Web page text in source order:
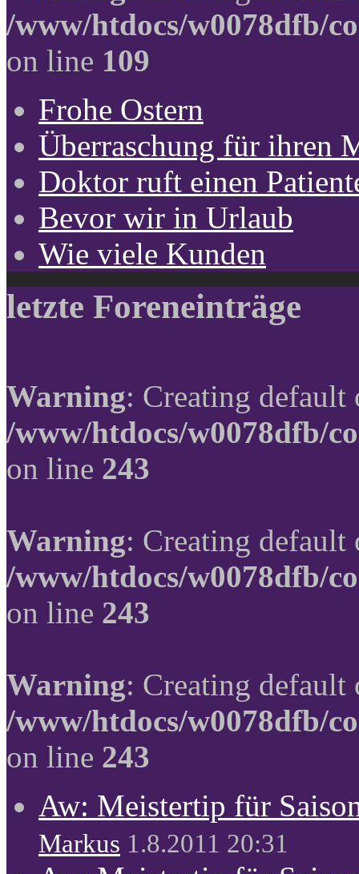
/www/htdocs/w0078dfb/
on line 109
Frohe Ostern
Überraschung für ihren
Doktor ruft einen
Bevor wir in Urlaub
Wie viele Kunden
letzte Foreneinträge
Warning: Creating
/www/htdocs/w0078dfb/
on line 243
Warning: Creating
/www/htdocs/w0078dfb/
on line 243
Warning: Creating
/www/htdocs/w0078dfb/
on line 243
Aw: Meistertip für
Markus 1.8.2011 20:31